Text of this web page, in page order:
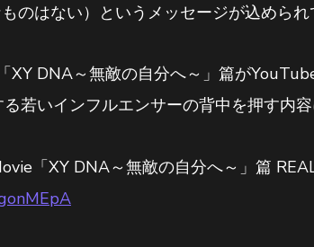
のはない）というメッセージが込められ
DNA～無敵の自分へ～」篇が
若いインフルエンサーの背中を押す内容
「XY DNA～無敵の自分へ～」篇